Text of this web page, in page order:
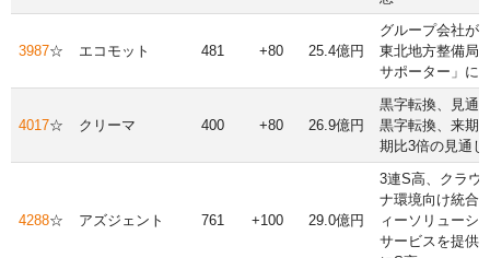
3987☆ エコモット 481 +80 25.4億円
グループ会社が
東北地方整備局
サポーター」に
4017☆ クリーマ 400 +80 26.9億円
黒字転換、見通
黒字転換、来期
期比3倍の見通し
4288☆ アズジェント 761 +100 29.0億円
3連S高、クラウ
ナ環境向け統合
ィーソリューシ
サービスを提供